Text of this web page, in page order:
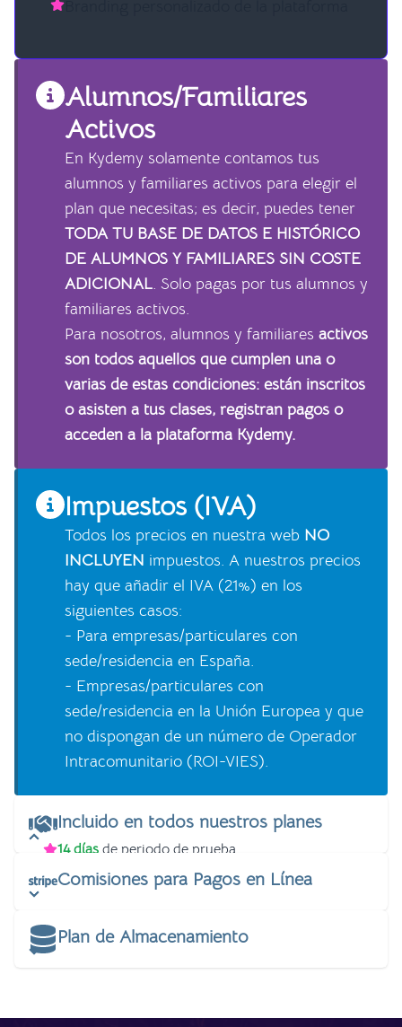
Alumnos/Familiares
Activos
En Kydemy solamente contamos tus
alumnos y familiares activos para elegir el
plan que necesitas; es decir, puedes tener
TODA TU BASE DE DATOS E HISTÓRICO
DE ALUMNOS Y FAMILIARES SIN COSTE
ADICIONAL. Solo pagas por tus alumnos y
familiares activos.
Para nosotros, alumnos y familiares activos
son todos aquellos que cumplen una o
varias de estas condiciones: están inscritos
o asisten a tus clases, registran pagos o
acceden a la plataforma Kydemy.
Impuestos (IVA)
Todos los precios en nuestra web NO
INCLUYEN impuestos. A nuestros precios
hay que añadir el IVA (21%) en los
siguientes casos:
- Para empresas/particulares con
sede/residencia en España.
- Empresas/particulares con
sede/residencia en la Unión Europea y que
no dispongan de un número de Operador
Intracomunitario (ROI-VIES).
Incluido en todos nuestros planes
14 días de periodo de prueba.
60 díasde garantía de devolución.
Formación en Kydemy y ayuda configurando la
Comisiones para Pagos en Línea
Plan de Almacenamiento